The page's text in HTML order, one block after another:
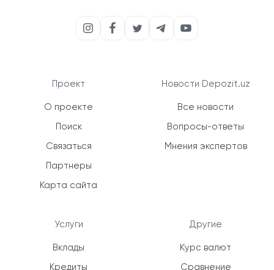
Проект
О проекте
Поиск
Связаться
Партнеры
Карта сайта
Услуги
Вклады
Кредиты
Новости Depozit.uz
Все новости
Вопросы-ответы
Мнения экспертов
Другие
Курс валют
Сравнение